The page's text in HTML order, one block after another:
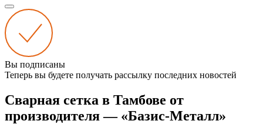
Вы подписаны
Теперь вы будете получать рассылку последних новостей
Сварная сетка в Тамбове от
производителя — «Базис-Металл»